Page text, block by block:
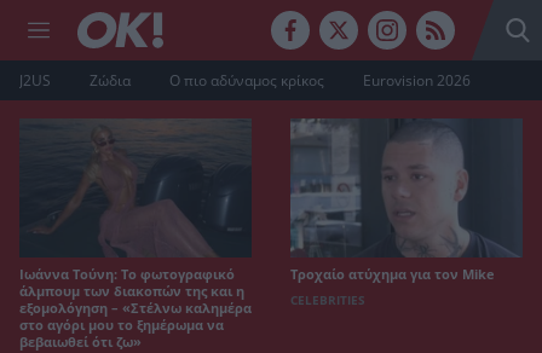
J2US Ζώδια Ο πιο αδύναμος κρίκος Eurovision 2026
Ιωάννα Τούνη: Το φωτογραφικό
άλμπουμ των διακοπών της και η
εξομολόγηση – «Στέλνω καλημέρα
στο αγόρι μου το ξημέρωμα να
βεβαιωθεί ότι ζω»
Τροχαίο ατύχημα για τον Mike
CELEBRITIES